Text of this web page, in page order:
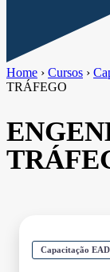
Home › Cursos ›
TRÁFEGO
Capacitação EAD